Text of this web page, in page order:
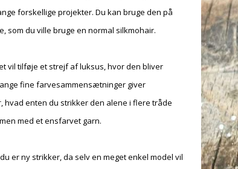
forskellige projekter. Du kan bruge den på
som du ville bruge en normal silkmohair.
vil tilføje et strejf af luksus, hvor den bliver
fine farvesammensætninger giver
hvad enten du strikker den alene i flere tråde
med et ensfarvet garn.
er ny strikker, da selv en meget enkel model vil